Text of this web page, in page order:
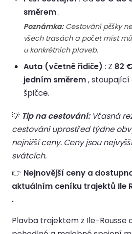
směrem.
Poznámka:Cestování pěšky
všech trasách a počet míst
u konkrétních plaveb.
Auta (včetně řidiče) : Z 82
jedním směrem, stoupající
špičce.
💡 Tip na cestování:Včasná
cestování uprostřed týdne
nejnižší ceny. Ceny jsou
svátcích.
👉 Nejnovější ceny a
aktuálním ceníku trajektů Ile
.
Plavba trajektem z Ile-Rousse